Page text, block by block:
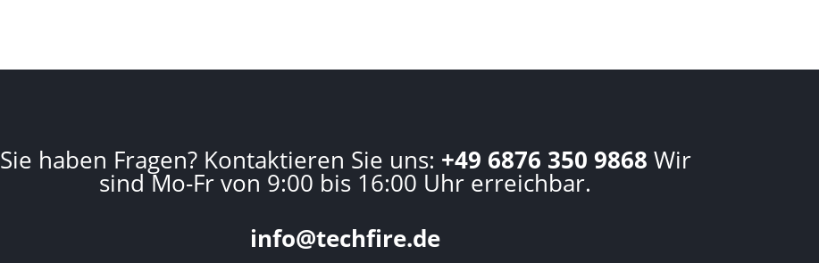
Sie haben Fragen? Kontaktieren Sie uns: +49 6876 350 9868 Wir
sind Mo-Fr von 9:00 bis 16:00 Uhr erreichbar.
info@techfire.de